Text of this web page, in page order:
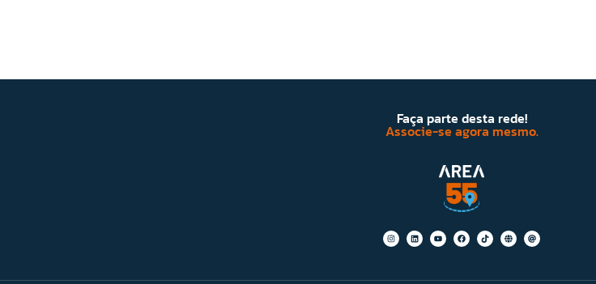
Faça parte desta rede!
Associe-se agora mesmo.